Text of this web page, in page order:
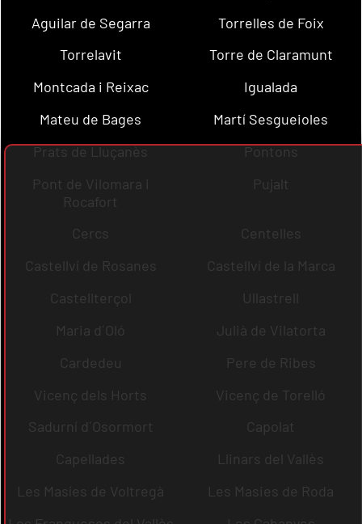
Aguilar de Segarra
Torrelles de Foix
Torrelavit
Torre de Claramunt
Montcada i Reixac
Igualada
Mateu de Bages
Martí Sesgueioles
Prats de Lluçanès
Pontons
Pont de Vilomara i
Rocafort
Pujalt
Cercs
Centelles
Castellví de Rosanes
Castellví de la Marca
Castellterçol
Ullastrell
Maria d´Oló
Julià de Vilatorta
Cardedeu
Pere de Ribes
Vicenç dels Horts
Vicenç de Torelló
Sadurní d´Osormort
Capolat
Capellades
Llinars del Vallès
Les Masíes de Voltregà
Les Masies de Roda